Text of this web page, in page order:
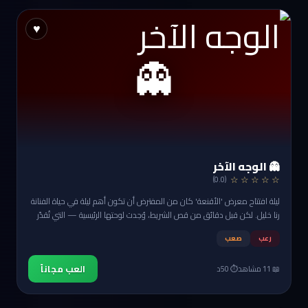
♥
👻
👻 الوجه الآخر
☆ ☆ ☆ ☆ ☆
(0.0)
ليلة افتتاح معرض 'الأقنعة' كان من المفترض أن تكون أهم ليلة في حياة الفنانة
رنا خليل. لكن قبل دقائق من قص الشريط، وُجدت لوحتها الرئيسية — التي تُقدّر
بملايين — مسروقة من مكانها واستُبدلت بنسخة مزيفة. والأغرب… أن رسالة
مكتوبة بالطلاء الأحمر على الحائط تقول: 'الفن الحقيقي لا يُسرق… بل يُستعاد.'
رعب صعب
📖 11 مشاهد ⏱️ 50د العب مجاناً